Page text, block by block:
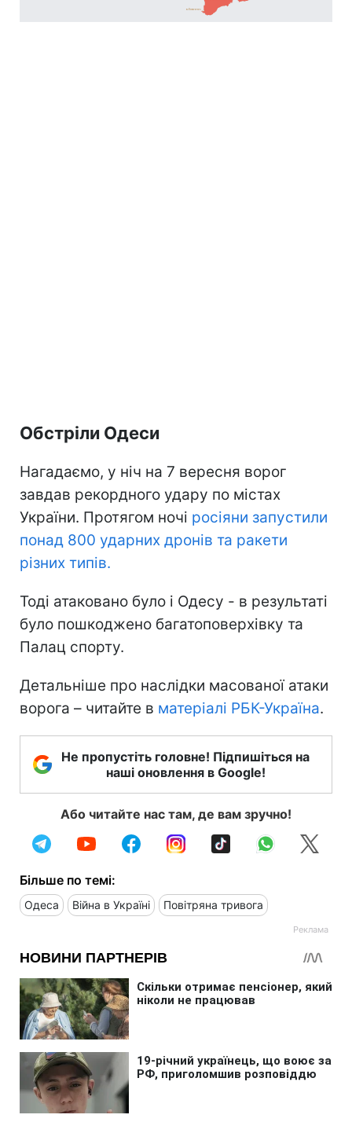
Обстріли Одеси
Нагадаємо, у ніч на 7 вересня ворог
завдав рекордного удару по містах
України. Протягом ночі росіяни запустили
понад 800 ударних дронів та ракети
різних типів.
Тоді атаковано було і Одесу - в результаті
було пошкоджено багатоповерхівку та
Палац спорту.
Детальніше про наслідки масованої атаки
ворога – читайте в матеріалі РБК-Україна.
Не пропустіть головне! Підпишіться на
наші оновлення в Google!
Або читайте нас там, де вам зручно!
Більше по темі:
Одеса Війна в Україні Повітряна тривога